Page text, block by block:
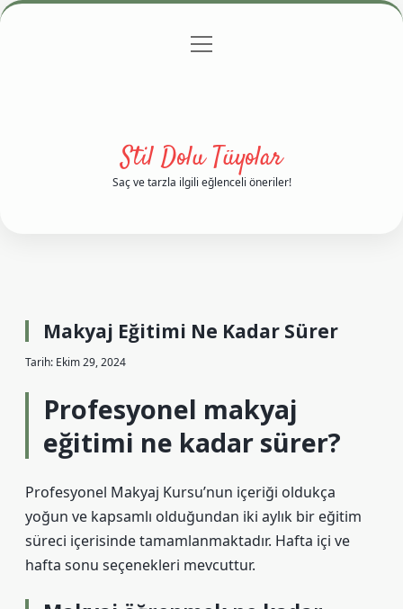
Gizlilik Politikası
menüyü
Stil Dolu Tüyolar
Saç ve tarzla ilgili eğlenceli öneriler!
Makyaj Eğitimi Ne Kadar Sürer
Tarih: Ekim 29, 2024
Profesyonel makyaj
eğitimi ne kadar sürer?
Profesyonel Makyaj Kursu’nun içeriği oldukça
yoğun ve kapsamlı olduğundan iki aylık bir eğitim
süreci içerisinde tamamlanmaktadır. Hafta içi ve
hafta sonu seçenekleri mevcuttur.